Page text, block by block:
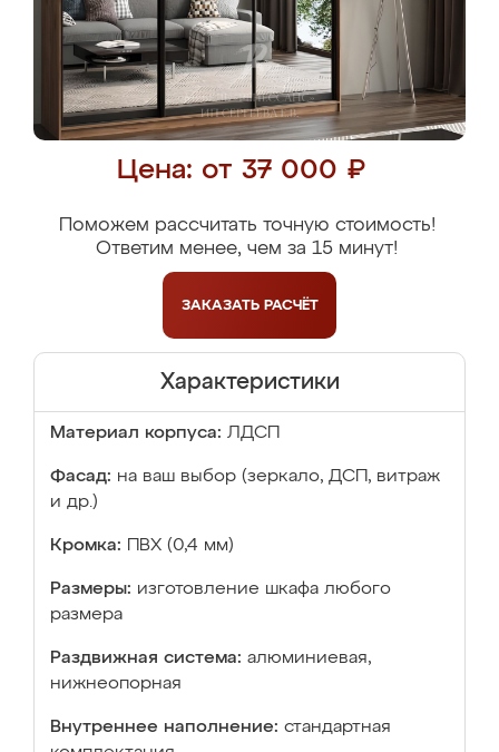
Цена: от 37 000 ₽
Поможем рассчитать точную стоимость!
Ответим менее, чем за 15 минут!
ЗАКАЗАТЬ РАСЧЁТ
Характеристики
Материал корпуса: ЛДСП
Фасад: на ваш выбор (зеркало, ДСП, витраж
и др.)
Кромка: ПВХ (0,4 мм)
Размеры: изготовление шкафа любого
размера
Раздвижная система: алюминиевая,
нижнеопорная
Внутреннее наполнение: стандартная